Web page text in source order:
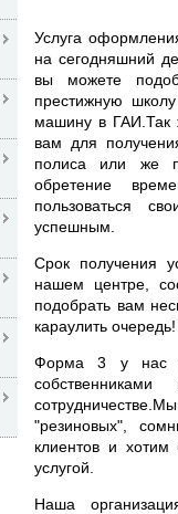
Услуга
на сегодняшний
вы можете
престижную
машину в ГАИ.Так
вам для
полиса или же
обретение
пользоваться
успешным.
Срок получения
нашем центре,
подобрать вам
караулить очередь!
Форма 3 у нас
"резиновых",
клиентов и
услугой.
Наша